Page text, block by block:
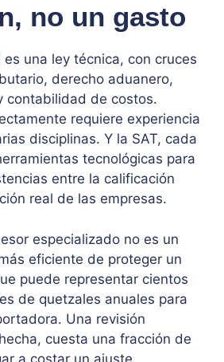
no un gasto
una ley técnica, con cruces
derecho aduanero,
contabilidad de costos.
requiere experiencia
disciplinas. Y la SAT, cada
tecnológicas para
entre la calificación
real de las empresas.
especializado no es un
eficiente de proteger un
puede representar cientos
de quetzales anuales para
Una revisión
cuesta una fracción de
a costar un ajuste